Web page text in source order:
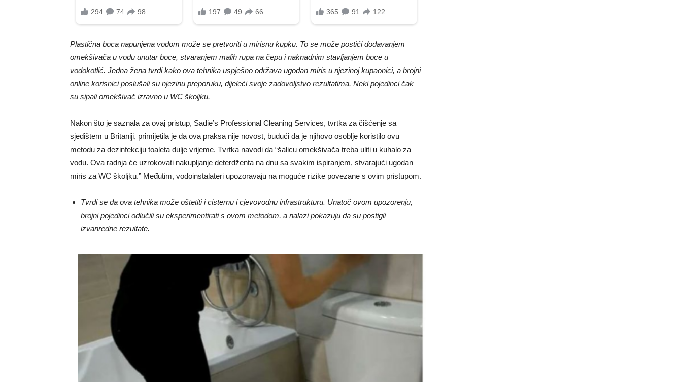
Plastična boca napunjena vodom može se pretvoriti u mirisnu kupku. To se može postići dodavanjem
omekšivača u vodu unutar boce, stvaranjem malih rupa na čepu i naknadnim stavljanjem boce u
vodokotlić. Jedna žena tvrdi kako ova tehnika uspješno održava ugodan miris u njezinoj kupaonici, a brojni
online korisnici poslušali su njezinu preporuku, dijeleći svoje zadovoljstvo rezultatima. Neki pojedinci čak
su sipali omekšivač izravno u WC školjku.
Nakon što je saznala za ovaj pristup, Sadie’s Professional Cleaning Services, tvrtka za čišćenje sa
sjedištem u Britaniji, primijetila je da ova praksa nije novost, budući da je njihovo osoblje koristilo ovu
metodu za dezinfekciju toaleta dulje vrijeme. Tvrtka navodi da “šalicu omekšivača treba uliti u kuhalo za
vodu. Ova radnja će uzrokovati nakupljanje deterdženta na dnu sa svakim ispiranjem, stvarajući ugodan
miris za WC školjku.” Međutim, vodoinstalateri upozoravaju na moguće rizike povezane s ovim pristupom.
Tvrdi se da ova tehnika može oštetiti i cisternu i cjevovodnu infrastrukturu. Unatoč ovom upozorenju,
brojni pojedinci odlučili su eksperimentirati s ovom metodom, a nalazi pokazuju da su postigli
izvanredne rezultate.